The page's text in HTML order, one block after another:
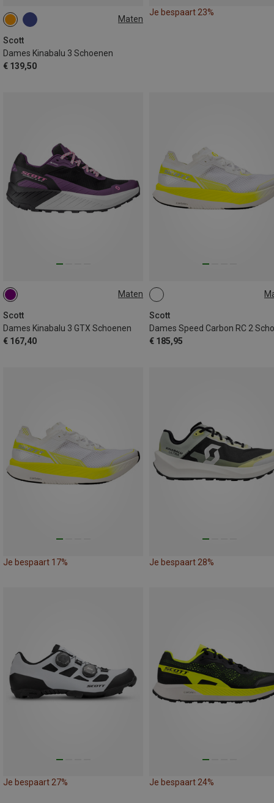
Maten
Scott
Dames Kinabalu 3 Schoenen
€ 139,50
38.5
Je bespaart 23%
Maten
Scott
Dames Kinabalu 3 GTX Schoenen
€ 167,40
37.5
Scott
€ 185,95
37.5
Je bespaart 17% Je bespaart 28%
Je bespaart 27% Je bespaart 24%